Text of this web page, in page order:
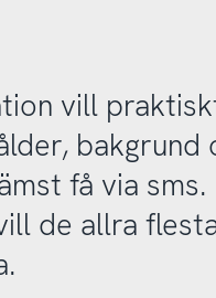
vill
bakgrund
få via sms.
de allra